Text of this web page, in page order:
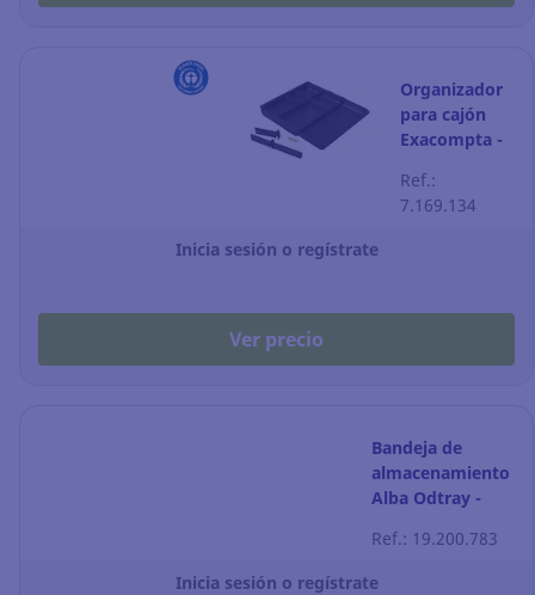
Organizador
para cajón
Exacompta -
negro
Ref.:
7.169.134
Inicia sesión o regístrate
Ver precio
Bandeja de
almacenamiento
Alba Odtray -
Ref.: 19.200.783
Inicia sesión o regístrate